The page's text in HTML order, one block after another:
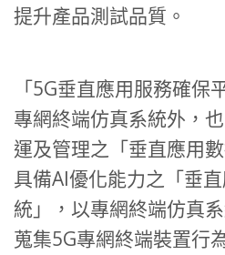
提升產品測試品質。
「5G垂直應用服務確保
專網終端仿真系統外，
運及管理之「垂直應用
具備AI優化能力之「垂
統」，以專網終端仿真
蒐集5G專網終端裝置行